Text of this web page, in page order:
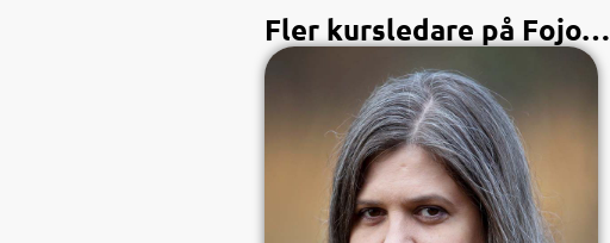
Fler kursledare på Fojo…